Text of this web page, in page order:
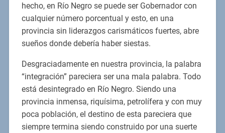
hecho, en Río Negro se puede ser Gobernador con
cualquier número porcentual y esto, en una
provincia sin liderazgos carismáticos fuertes, abre
sueños donde debería haber siestas.
Desgraciadamente en nuestra provincia, la palabra
“integración” pareciera ser una mala palabra. Todo
está desintegrado en Río Negro. Siendo una
provincia inmensa, riquísima, petrolífera y con muy
poca población, el destino de esta pareciera que
siempre termina siendo construido por una suerte